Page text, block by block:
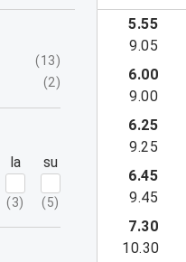
(13)
(2)
la
(3)
su
(5)
5.55
9.05
6.00
9.00
6.25
9.25
6.45
9.45
7.30
10.30